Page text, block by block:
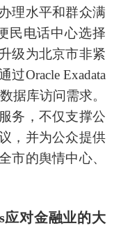
理水平和群众满
民电话中心选择
级为北京市非紧
Oracle Exadata
据库访问需求。
务，不仅支撑公
，并为公众提供
市的舆情中心、
应对金融业的大